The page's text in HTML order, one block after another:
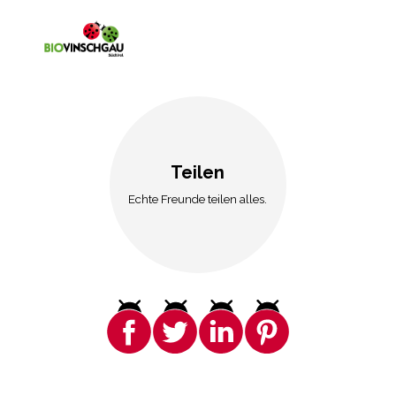
Teilen
Echte Freunde teilen alles.